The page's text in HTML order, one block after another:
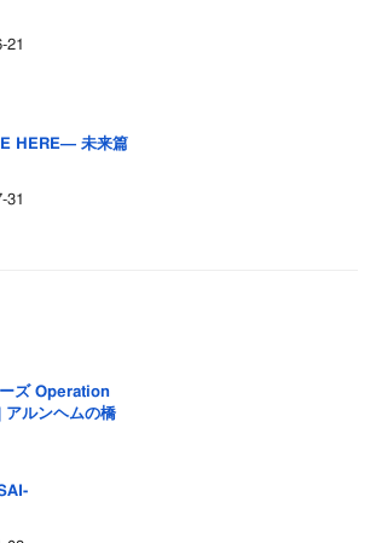
21
HERE― 未来篇
31
ズ Operation
ルンヘムの橋